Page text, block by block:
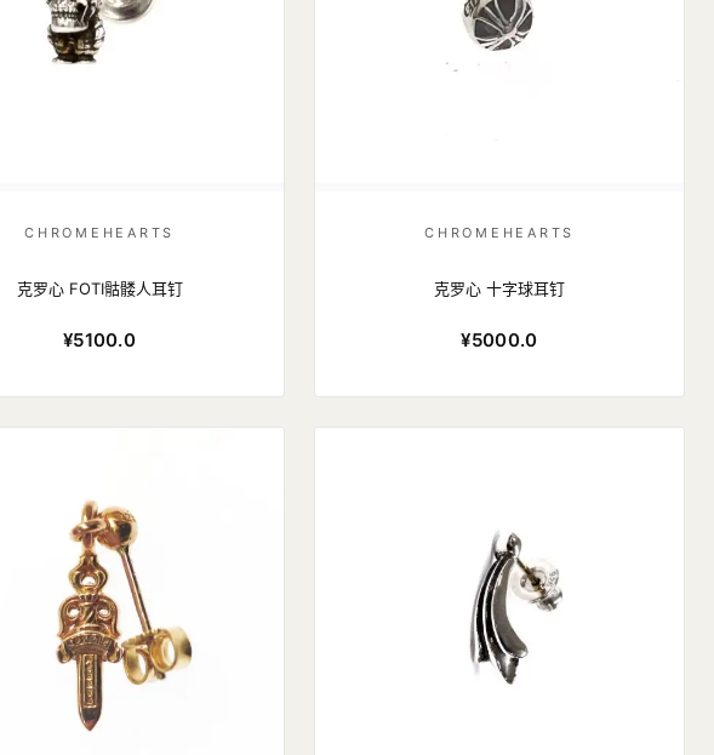
CHROMEHEARTS
克罗心 FOTI骷髅人耳钉
¥5100.0
CHROMEHEARTS
克罗心 十字球耳钉
¥5000.0